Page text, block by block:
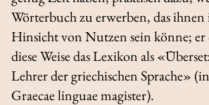
Wörterbuch zu erwerben, das
Hinsicht von Nutzen sein könne;
diese Weise das Lexikon als
Lehrer der griechischen Sprache» (
Graecae linguae magister).